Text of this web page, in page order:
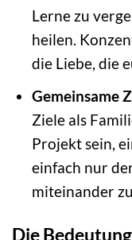
Lerne zu
heilen.
die Liebe, die
Gemeinsame
Ziele als
Projekt sein,
einfach nur
miteinander
Die